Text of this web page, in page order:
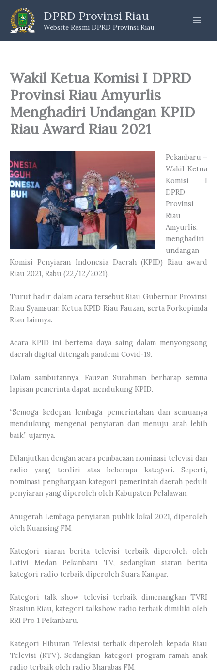
content
DPRD Provinsi Riau
Website Resmi DPRD Provinsi Riau
Wakil Ketua Komisi I DPRD
Provinsi Riau Amyurlis
Menghadiri Undangan KPID
Riau Award Riau 2021
Pekanbaru –
Wakil Ketua
Komisi I
DPRD
Provinsi
Riau
Amyurlis,
menghadiri
undangan
Komisi Penyiaran Indonesia Daerah (KPID) Riau award
Riau 2021, Rabu (22/12/2021).
Turut hadir dalam acara tersebut Riau Gubernur Provinsi
Riau Syamsuar, Ketua KPID Riau Fauzan, serta Forkopimda
Riau lainnya.
Acara KPID ini bertema daya saing dalam menyongsong
daerah digital ditengah pandemi Covid-19.
Dalam sambutannya, Fauzan Surahman berharap semua
lapisan pemerinta dapat mendukung KPID.
“Semoga kedepan lembaga pemerintahan dan semuanya
mendukung mengenai penyiaran dan menuju arah lebih
baik,” ujarnya.
Dilanjutkan dengan acara pembacaan nominasi televisi dan
radio yang terdiri atas beberapa kategori. Seperti,
nominasi penghargaan kategori pemerintah daerah peduli
penyiaran yang diperoleh oleh Kabupaten Pelalawan.
Anugerah Lembaga penyiaran publik lokal 2021, diperoleh
oleh Kuansing FM.
Kategori siaran berita televisi terbaik diperoleh oleh
Lativi Medan Pekanbaru TV, sedangkan siaran berita
kategori radio terbaik diperoleh Suara Kampar.
Kategori talk show televisi terbaik dimenangkan TVRI
Stasiun Riau, kategori talkshow radio terbaik dimiliki oleh
RRI Pro 1 Pekanbaru.
Kategori Hiburan Televisi terbaik diperoleh kepada Riau
Televisi (RTV). Sedangkan kategori program ramah anak
radio terbaik oleh radio Bharabas FM.